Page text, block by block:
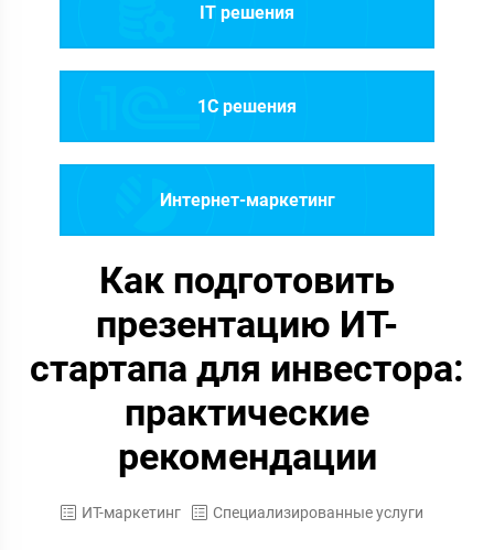
IT решения
1C решения
Интернет-маркетинг
Как подготовить
презентацию ИТ-
стартапа для инвестора:
практические
рекомендации
ИТ-маркетинг Специализированные услуги